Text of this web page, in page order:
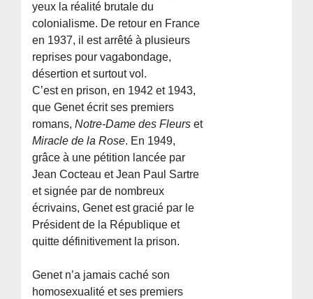
yeux la réalité brutale du
colonialisme. De retour en France
en 1937, il est arrêté à plusieurs
reprises pour vagabondage,
désertion et surtout vol.
C’est en prison, en 1942 et 1943,
que Genet écrit ses premiers
romans,Notre-Dame des Fleurs et
Miracle de la Rose. En 1949,
grâce à une pétition lancée par
Jean Cocteau et Jean Paul Sartre
et signée par de nombreux
écrivains, Genet est gracié par le
Président de la République et
quitte définitivement la prison.
Genet n’a jamais caché son
homosexualité et ses premiers